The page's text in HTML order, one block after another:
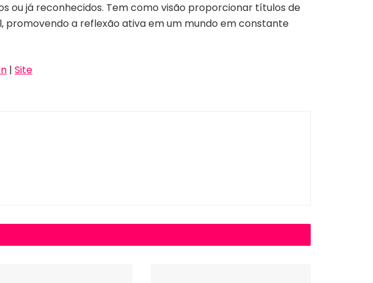
ou já reconhecidos. Tem como visão proporcionar títulos de
promovendo a reflexão ativa em um mundo em constante
| Site